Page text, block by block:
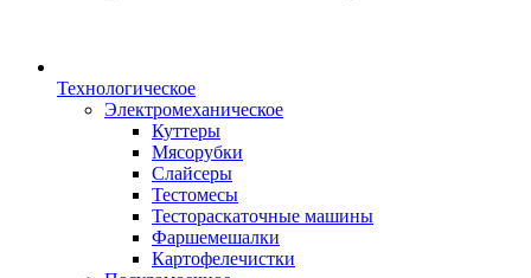
Технологическое
Электромеханическое
Куттеры
Мясорубки
Слайсеры
Тестомесы
Тестораскаточные машины
Фаршемешалки
Картофелечистки